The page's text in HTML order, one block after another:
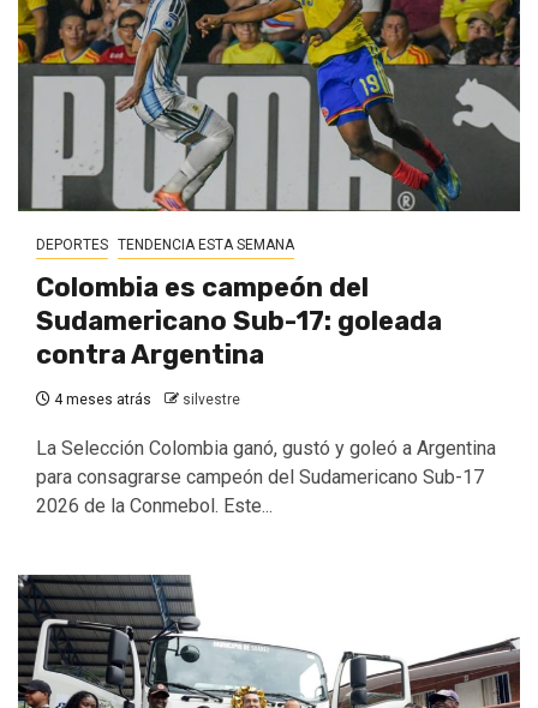
DEPORTES TENDENCIA ESTA SEMANA
Colombia es campeón del
Sudamericano Sub-17: goleada
contra Argentina
4 meses atrás silvestre
La Selección Colombia ganó, gustó y goleó a Argentina
para consagrarse campeón del Sudamericano Sub-17
2026 de la Conmebol. Este...